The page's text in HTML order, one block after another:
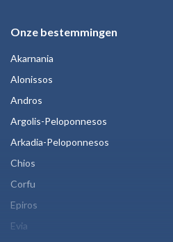
Onze bestemmingen
Akarnania
Alonissos
Andros
Argolis-Peloponnesos
Arkadia-Peloponnesos
Chios
Corfu
Epiros
Evia